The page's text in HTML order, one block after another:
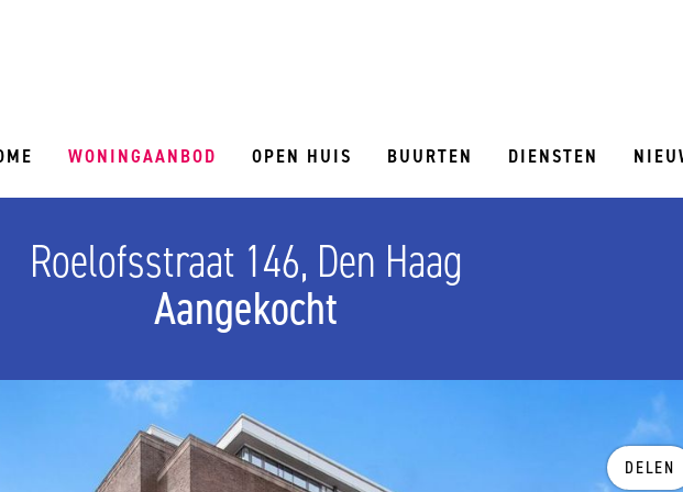
WONINGAANBOD OPEN HUIS BUURTEN DIENSTEN
Roelofsstraat 146, Den Haag
Aangekocht
DELEN